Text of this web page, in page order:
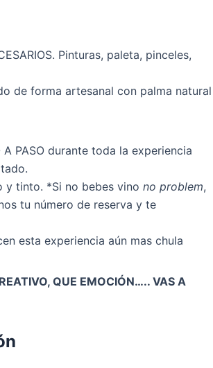
Pinturas, paleta, pinceles,
de forma artesanal con palma natural
A PASO durante toda la experiencia
y tinto. *Si no bebes vino no problem,
tu número de reserva y te
esta experiencia aún mas chula
QUE EMOCIÓN….. VAS A